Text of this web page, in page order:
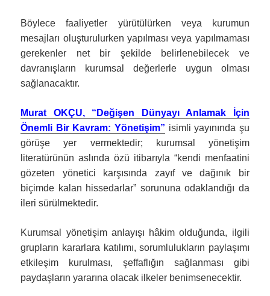
Böylece faaliyetler yürütülürken veya kurumun
mesajları oluşturulurken yapılması veya yapılmaması
gerekenler net bir şekilde belirlenebilecek ve
davranışların kurumsal değerlerle uygun olması
sağlanacaktır.
Murat OKÇU, “Değişen Dünyayı Anlamak İçin
Önemli Bir Kavram: Yönetişim” isimli yayınında şu
görüşe yer vermektedir; kurumsal yönetişim
literatürünün aslında özü itibarıyla “kendi menfaatini
gözeten yönetici karşısında zayıf ve dağınık bir
biçimde kalan hissedarlar” sorununa odaklandığı da
ileri sürülmektedir.
Kurumsal yönetişim anlayışı hâkim olduğunda, ilgili
grupların kararlara katılımı, sorumlulukların paylaşımı
etkileşim kurulması, şeffaflığın sağlanması gibi
paydaşların yararına olacak ilkeler benimsenecektir.